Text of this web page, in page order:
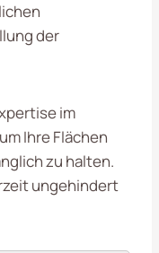
der
im
Ihre Flächen
zu halten.
ungehindert